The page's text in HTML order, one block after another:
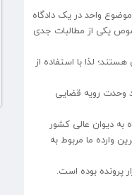
واحد در یک دادگاه
یکی از مطالبات جدی
لذا با استفاده از
وحدت رویه قضایی
دیوان عالی کشور
۱۲۰ فقره پرونده بوده است و بیشترین وارده ما مربوط به